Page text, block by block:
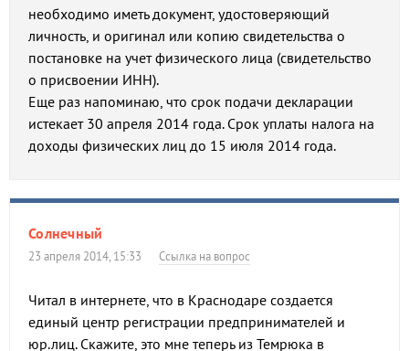
необходимо иметь документ, удостоверяющий
личность, и оригинал или копию свидетельства о
постановке на учет физического лица (свидетельство
о присвоении ИНН).
Еще раз напоминаю, что срок подачи декларации
истекает 30 апреля 2014 года. Срок уплаты налога на
доходы физических лиц до 15 июля 2014 года.
Солнечный
23 апреля 2014, 15:33 Ссылка на вопрос
Читал в интернете, что в Краснодаре создается
единый центр регистрации предпринимателей и
юр.лиц. Скажите, это мне теперь из Темрюка в